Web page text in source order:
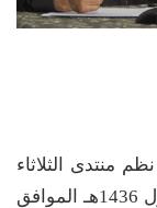
منتدى الثلاثاء
الثقافي بالقطيف مساء الثلاثاء 22 ربيع الأول 1436هـ الموافق